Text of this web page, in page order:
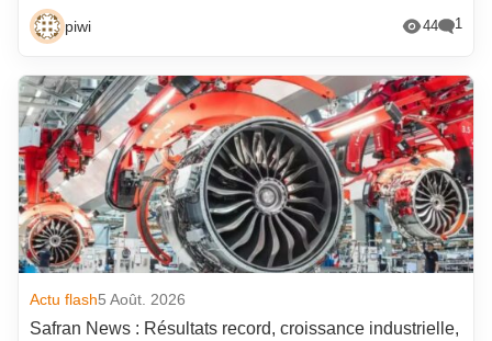
piwi 44 1
Actu flash5 Août. 2026
Safran News : Résultats record, croissance industrielle,